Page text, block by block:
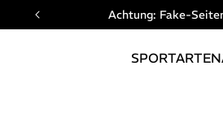
Achtung: Fake-
SPORTARTEN